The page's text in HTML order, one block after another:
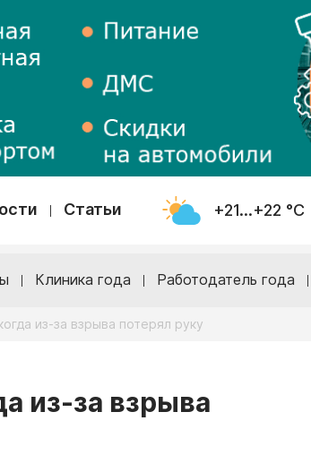
Статьи +21...+22 °С
Клиника года Работодатель года
из-за взрыва потерял руку
из-за взрыва